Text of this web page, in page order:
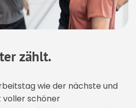
zählt.
wie der nächste und
schöner